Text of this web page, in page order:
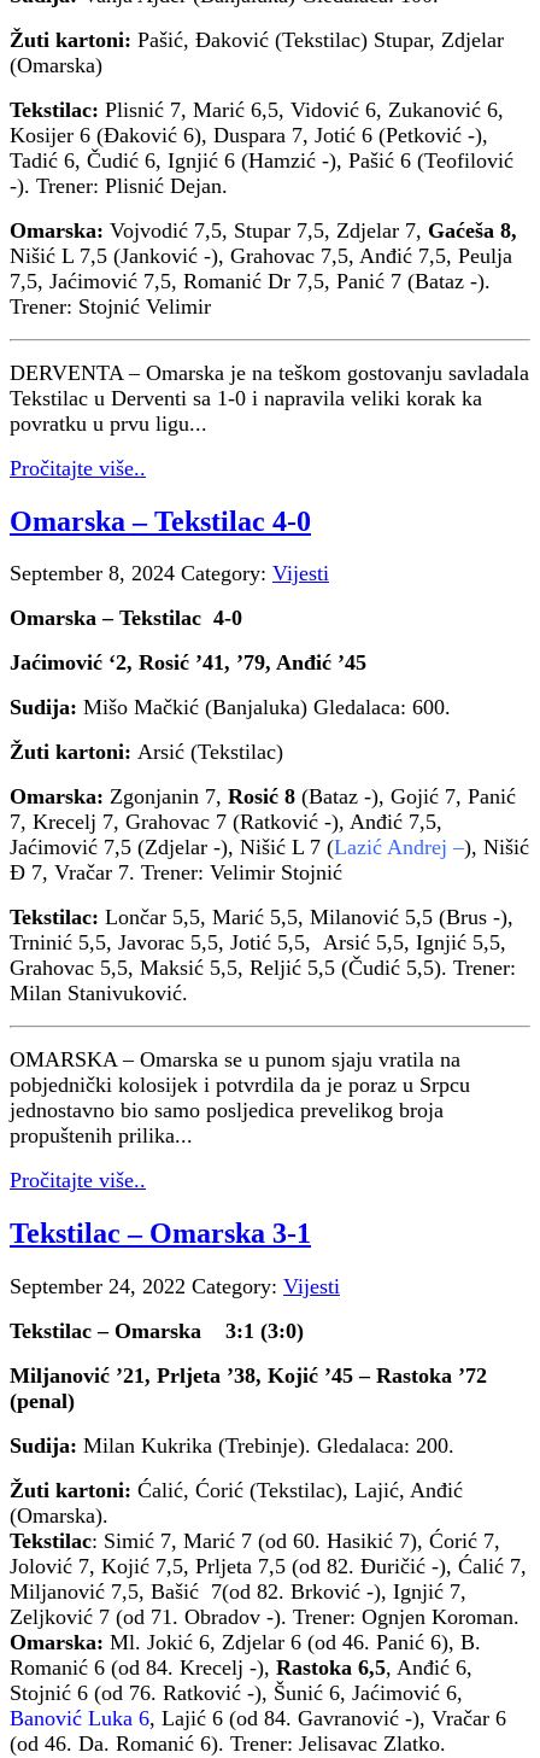
Žuti kartoni: Pašić, Đaković (Tekstilac) Stupar, Zdjelar
(Omarska)
Tekstilac: Plisnić 7, Marić 6,5, Vidović 6, Zukanović 6,
Kosijer 6 (Đaković 6), Duspara 7, Jotić 6 (Petković -),
Tadić 6, Čudić 6, Ignjić 6 (Hamzić -), Pašić 6 (Teofilović
-). Trener: Plisnić Dejan.
Omarska: Vojvodić 7,5, Stupar 7,5, Zdjelar 7, Gaćeša 8,
Nišić L 7,5 (Janković -), Grahovac 7,5, Anđić 7,5, Peulja
7,5, Jaćimović 7,5, Romanić Dr 7,5, Panić 7 (Bataz -).
Trener: Stojnić Velimir
DERVENTA – Omarska je na teškom gostovanju savladala
Tekstilac u Derventi sa 1-0 i napravila veliki korak ka
povratku u prvu ligu...
Pročitajte više..
Omarska – Tekstilac 4-0
September 8, 2024 Category: Vijesti
Omarska – Tekstilac 4-0
Jaćimović ‘2, Rosić ’41, ’79, Anđić ’45
Sudija: Mišo Mačkić (Banjaluka) Gledalaca: 600.
Žuti kartoni: Arsić (Tekstilac)
Omarska: Zgonjanin 7, Rosić 8 (Bataz -), Gojić 7, Panić
7, Krecelj 7, Grahovac 7 (Ratković -), Anđić 7,5,
Jaćimović 7,5 (Zdjelar -), Nišić L 7 (Lazić Andrej –), Nišić
Đ 7, Vračar 7. Trener: Velimir Stojnić
Tekstilac: Lončar 5,5, Marić 5,5, Milanović 5,5 (Brus -),
Trninić 5,5, Javorac 5,5, Jotić 5,5, Arsić 5,5, Ignjić 5,5,
Grahovac 5,5, Maksić 5,5, Reljić 5,5 (Čudić 5,5). Trener:
Milan Stanivuković.
OMARSKA – Omarska se u punom sjaju vratila na
pobjednički kolosijek i potvrdila da je poraz u Srpcu
jednostavno bio samo posljedica prevelikog broja
propuštenih prilika...
Pročitajte više..
Tekstilac – Omarska 3-1
September 24, 2022 Category: Vijesti
Tekstilac – Omarska 3:1 (3:0)
Miljanović ’21, Prljeta ’38, Kojić ’45 – Rastoka ’72
(penal)
Sudija: Milan Kukrika (Trebinje). Gledalaca: 200.
Žuti kartoni: Ćalić, Ćorić (Tekstilac), Lajić, Anđić
(Omarska).
Tekstilac: Simić 7, Marić 7 (od 60. Hasikić 7), Ćorić 7,
Jolović 7, Kojić 7,5, Prljeta 7,5 (od 82. Đuričić -), Ćalić 7,
Miljanović 7,5, Bašić 7(od 82. Brković -), Ignjić 7,
Zeljković 7 (od 71. Obradov -). Trener: Ognjen Koroman.
Omarska: Ml. Jokić 6, Zdjelar 6 (od 46. Panić 6), B.
Romanić 6 (od 84. Krecelj -), Rastoka 6,5, Anđić 6,
Stojnić 6 (od 76. Ratković -), Šunić 6, Jaćimović 6,
Banović Luka 6, Lajić 6 (od 84. Gavranović -), Vračar 6
(od 46. Da. Romanić 6). Trener: Jelisavac Zlatko.